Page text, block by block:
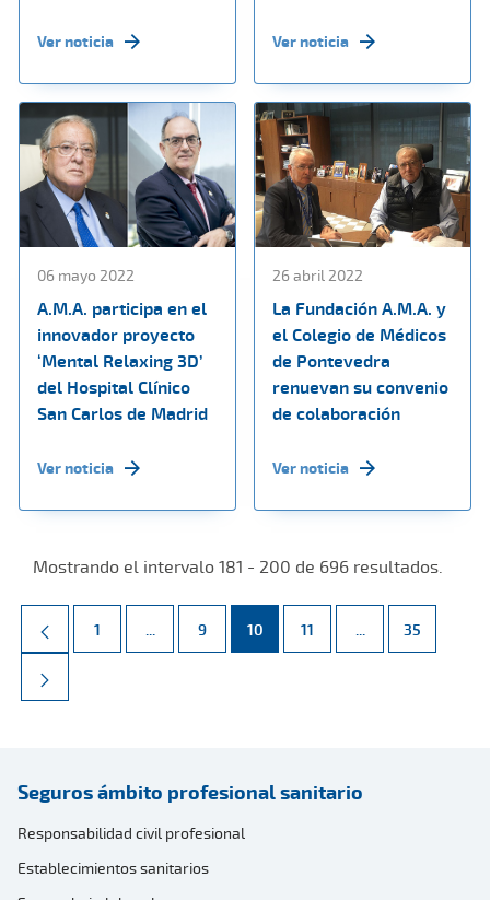
Ver noticia Ver noticia
06 mayo 2022
A.M.A. participa en el
innovador proyecto
‘Mental Relaxing 3D’
del Hospital Clínico
San Carlos de Madrid
Ver noticia
26 abril 2022
La Fundación A.M.A. y
el Colegio de Médicos
de Pontevedra
renuevan su convenio
de colaboración
Ver noticia
Mostrando el intervalo 181 - 200 de 696 resultados.
Página
1 ... Páginas intermedias Use TAB para desplazarse.
Página
9 Página
10 Página
11 ... Páginas
Página
35
Seguros ámbito profesional sanitario
Responsabilidad civil profesional
Establecimientos sanitarios